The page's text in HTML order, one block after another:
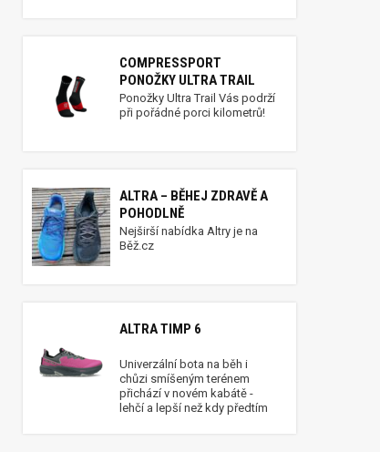
COMPRESSPORT
PONOŽKY ULTRA TRAIL
Ponožky Ultra Trail Vás podrží
při pořádné porci kilometrů!
ALTRA – BĚHEJ ZDRAVĚ A
POHODLNĚ
Nejširší nabídka Altry je na
Běž.cz
ALTRA TIMP 6
Univerzální bota na běh i
chůzi smíšeným terénem
přichází v novém kabátě -
lehčí a lepší než kdy předtím